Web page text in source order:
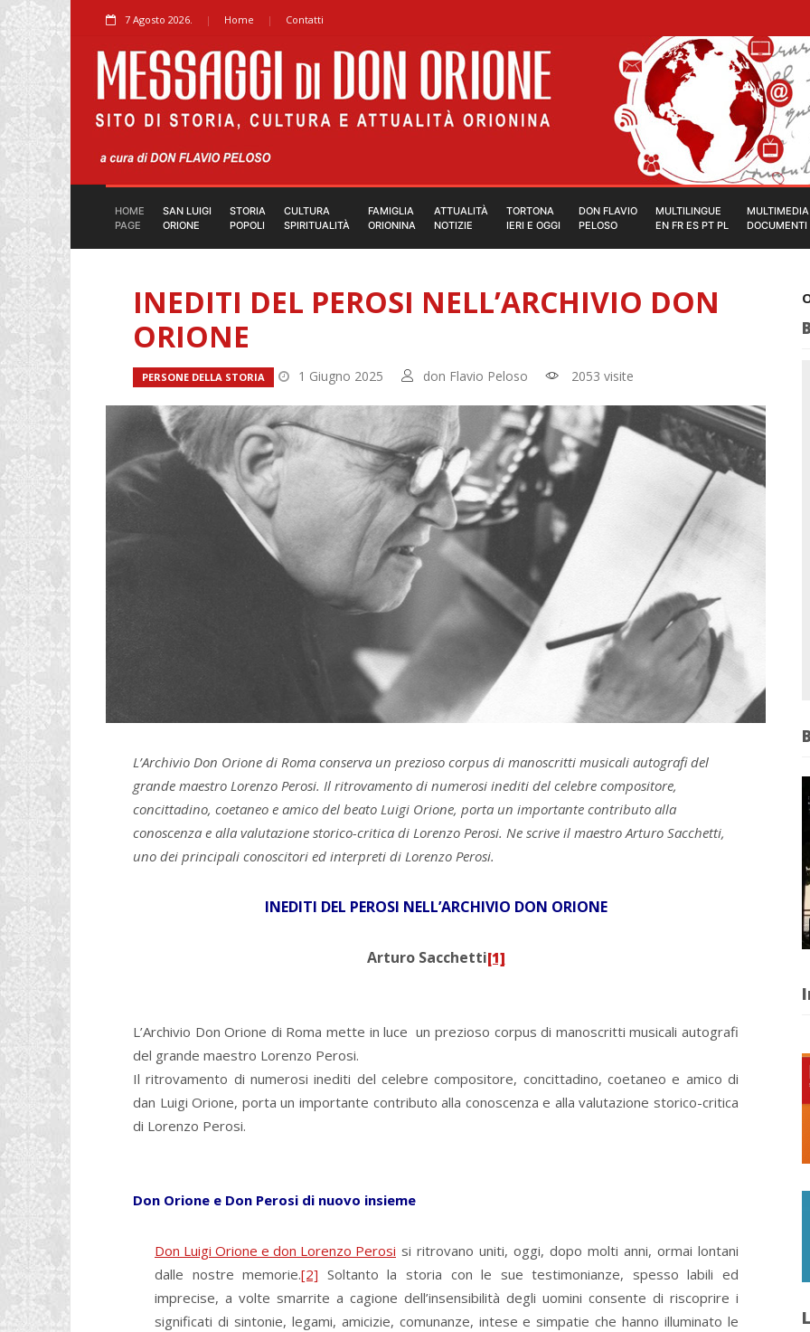
7 Agosto 2026. Home Contatti
HOME
PAGE
SAN LUIGI
ORIONE
STORIA
POPOLI
CULTURA
SPIRITUALITÀ
FAMIGLIA
ORIONINA
ATTUALITÀ
NOTIZIE
TORTONA
IERI E OGGI
DON FLAVIO
PELOSO
MULTILINGUE
EN FR ES PT PL
MULTIMEDIA
DOCUMENTI
INEDITI DEL PEROSI NELL’ARCHIVIO DON
ORIONE
PERSONE DELLA STORIA 1 Giugno 2025 don Flavio Peloso 2053 visite
L’Archivio Don Orione di Roma conserva un prezioso corpus di manoscritti musicali autografi del
grande maestro Lorenzo Perosi. Il ritrovamento di numerosi inediti del celebre compositore,
concittadino, coetaneo e amico del beato Luigi Orione, porta un importante contributo alla
conoscenza e alla valutazione storico-critica di Lorenzo Perosi. Ne scrive il maestro Arturo Sacchetti,
uno dei principali conoscitori ed interpreti di Lorenzo Perosi.
INEDITI DEL PEROSI NELL’ARCHIVIO DON ORIONE
Arturo Sacchetti[1]
L’Archivio Don Orione di Roma mette in luce un prezioso corpus di manoscritti musicali autografi
del grande maestro Lorenzo Perosi.
Il ritrovamento di numerosi inediti del celebre compositore, concittadino, coetaneo e amico di
dan Luigi Orione, porta un importante contributo alla conoscenza e alla valutazione storico-critica
di Lorenzo Perosi.
Don Orione e Don Perosi di nuovo insieme
Don Luigi Orione e don Lorenzo Perosi si ritrovano uniti, oggi, dopo molti anni, ormai lontani
dalle nostre memorie.[2] Soltanto la storia con le sue testimonianze, spesso labili ed
imprecise, a volte smarrite a cagione dell’insensibilità degli uomini consente di riscoprire i
significati di sintonie, legami, amicizie, comunanze, intese e simpatie che hanno illuminato le